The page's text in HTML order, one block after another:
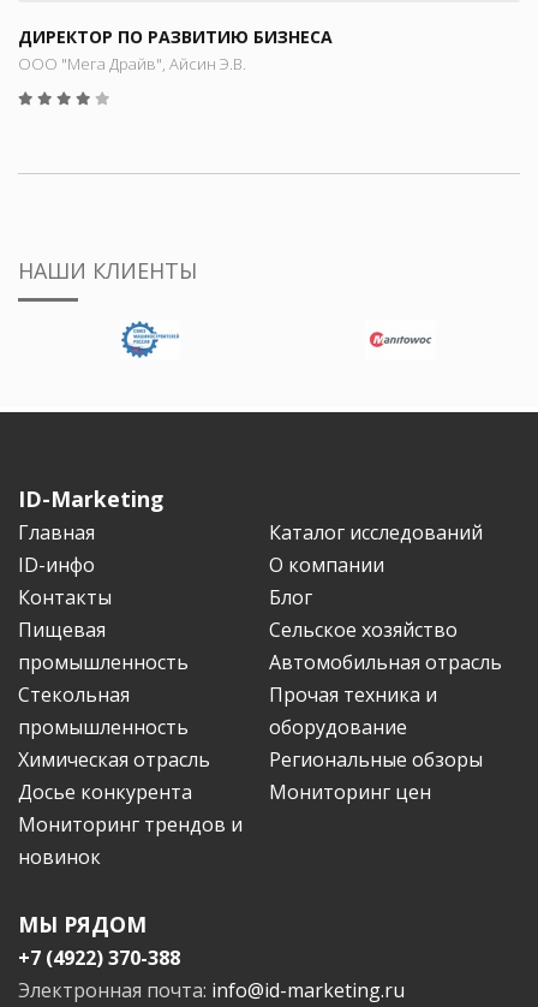
ДИРЕКТОР ПО РАЗВИТИЮ БИЗНЕСА
ООО "Мега Драйв", Айсин Э.В.
НАШИ КЛИЕНТЫ
ID-Marketing
Главная
Каталог исследований
ID-инфо
О компании
Контакты
Блог
Пищевая
промышленность
Сельское хозяйство
Автомобильная отрасль
Стекольная
промышленность
Прочая техника и
оборудование
Химическая отрасль
Региональные обзоры
Досье конкурента
Мониторинг цен
Мониторинг трендов и
новинок
МЫ РЯДОМ
+7 (4922) 370-388
Электронная почта: info@id-marketing.ru